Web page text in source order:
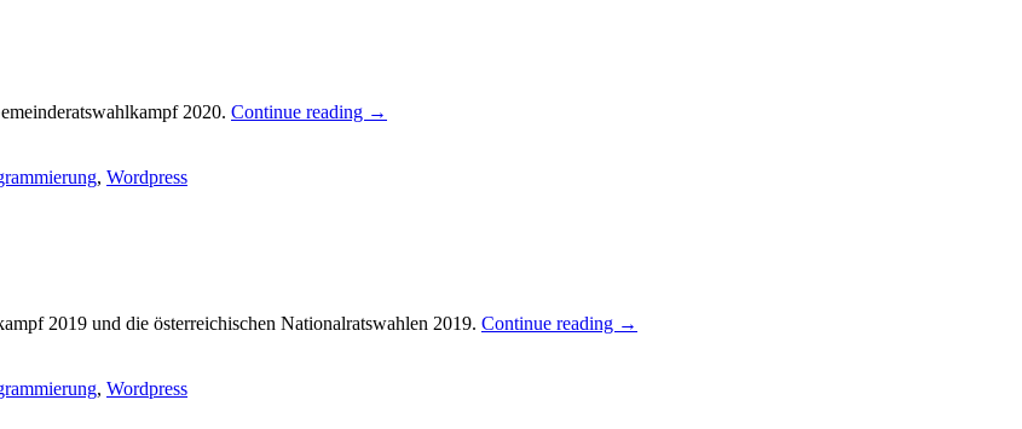
2020. Continue reading →
, Wordpress
2019 und die österreichischen Nationalratswahlen 2019. Continue reading →
, Wordpress